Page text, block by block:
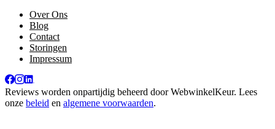
Over Ons
Blog
Contact
Storingen
Impressum
Reviews worden onpartijdig beheerd doorWebwinkelKeur. Lees
onze beleid en algemene voorwaarden.